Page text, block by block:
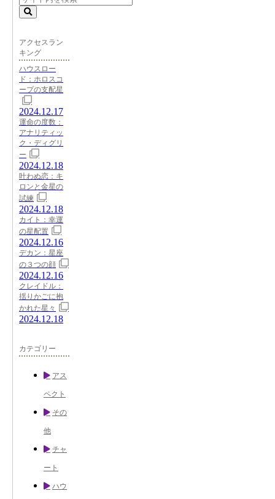
アクセスラン
キング
ハウスロー
ド：ホロスコ
ープの支配星
2024.12.17
運命の度数：
アナリティッ
ク・ディグリ
ー
2024.12.18
叶わぬ恋：キ
ロンと金星の
試練
2024.12.18
カイト：幸運
の星配置
2024.12.16
デカン：星座
の３つの顔
2024.12.16
クレイドル：
揺りかごに抱
かれた星々
2024.12.18
カテゴリー
アス
ペクト
その
他
チャ
ート
ハウ